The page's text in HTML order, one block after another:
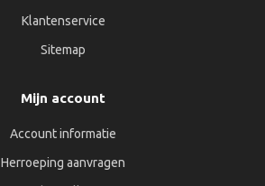
Klantenservice
Sitemap
Mijn account
Account informatie
Herroeping aanvragen